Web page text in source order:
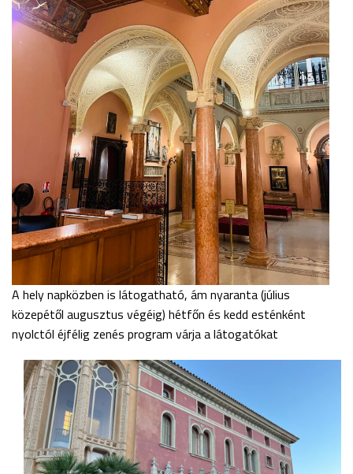
A hely napközben is látogatható, ám nyaranta (július
közepétől augusztus végéig) hétfőn és kedd esténként
nyolctól éjfélig zenés program várja a látogatókat